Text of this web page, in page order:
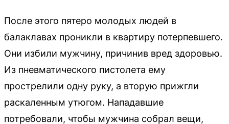
После этого пятеро молодых людей в
балаклавах проникли в квартиру потерпевшего.
Они избили мужчину, причинив вред здоровью.
Из пневматического пистолета ему
прострелили одну руку, а вторую прижгли
раскаленным утюгом. Нападавшие
потребовали, чтобы мужчина собрал вещи,